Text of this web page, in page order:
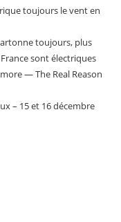
toujours le vent en
toujours, plus
sont électriques
— The Real Reason
– 15 et 16 décembre